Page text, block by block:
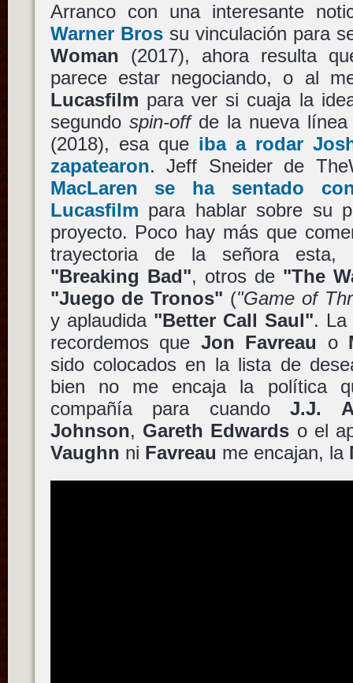
Arranco con una interesante
Warner Brossu vinculación para
Woman (2017), ahora resulta
parece estar negociando, o al
Lucasfilm para ver si cuaja la
segundo spin-offde la nueva
(2018), esa que iba a rodar
zapatearon. Jeff Sneider de
MacLaren se ha sentado
Lucasfilm para hablar sobre su
proyecto. Poco hay más que
trayectoria de la señora esta,
"Breaking Bad", otros de "The
"Juego de Tronos" ("Game of
y aplaudida "Better Call Saul". La
recordemos que Jon Favreau o
sido colocados en la lista de
bien no me encaja la política
compañía para cuandoJ.J.
Johnson, Gareth Edwards o el
Vaughn ni Favreau me encajan, la